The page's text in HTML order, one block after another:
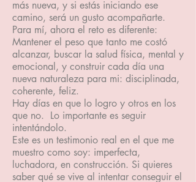
más nueva, y si estás iniciando ese
camino, será un gusto acompañarte.
Para mí, ahora el reto es diferente:
Mantener el peso que tanto me costó
alcanzar, buscar la salud física, mental y
emocional, y construir cada día una
nueva naturaleza para mi: disciplinada,
coherente, feliz.
Hay días en que lo logro y otros en los
que no. Lo importante es seguir
intentándolo.
Este es un testimonio real en el que me
muestro como soy: imperfecta,
luchadora, en construcción. Si quieres
saber qué se vive al intentar conseguir el